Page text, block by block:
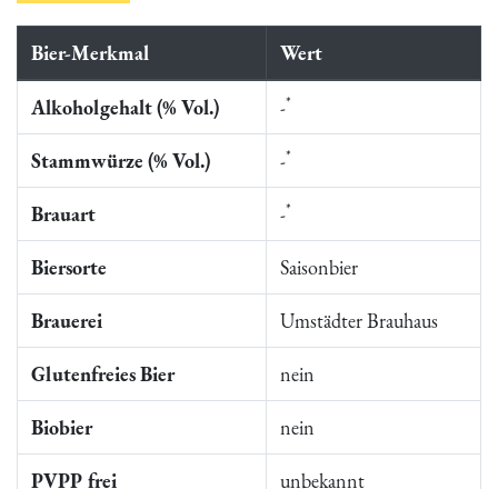
Bier-Merkmal Wert
Alkoholgehalt (% Vol.) -*
Stammwürze (% Vol.) -*
Brauart -*
Biersorte Saisonbier
Brauerei Umstädter Brauhaus
Glutenfreies Bier nein
Biobier nein
PVPP frei unbekannt